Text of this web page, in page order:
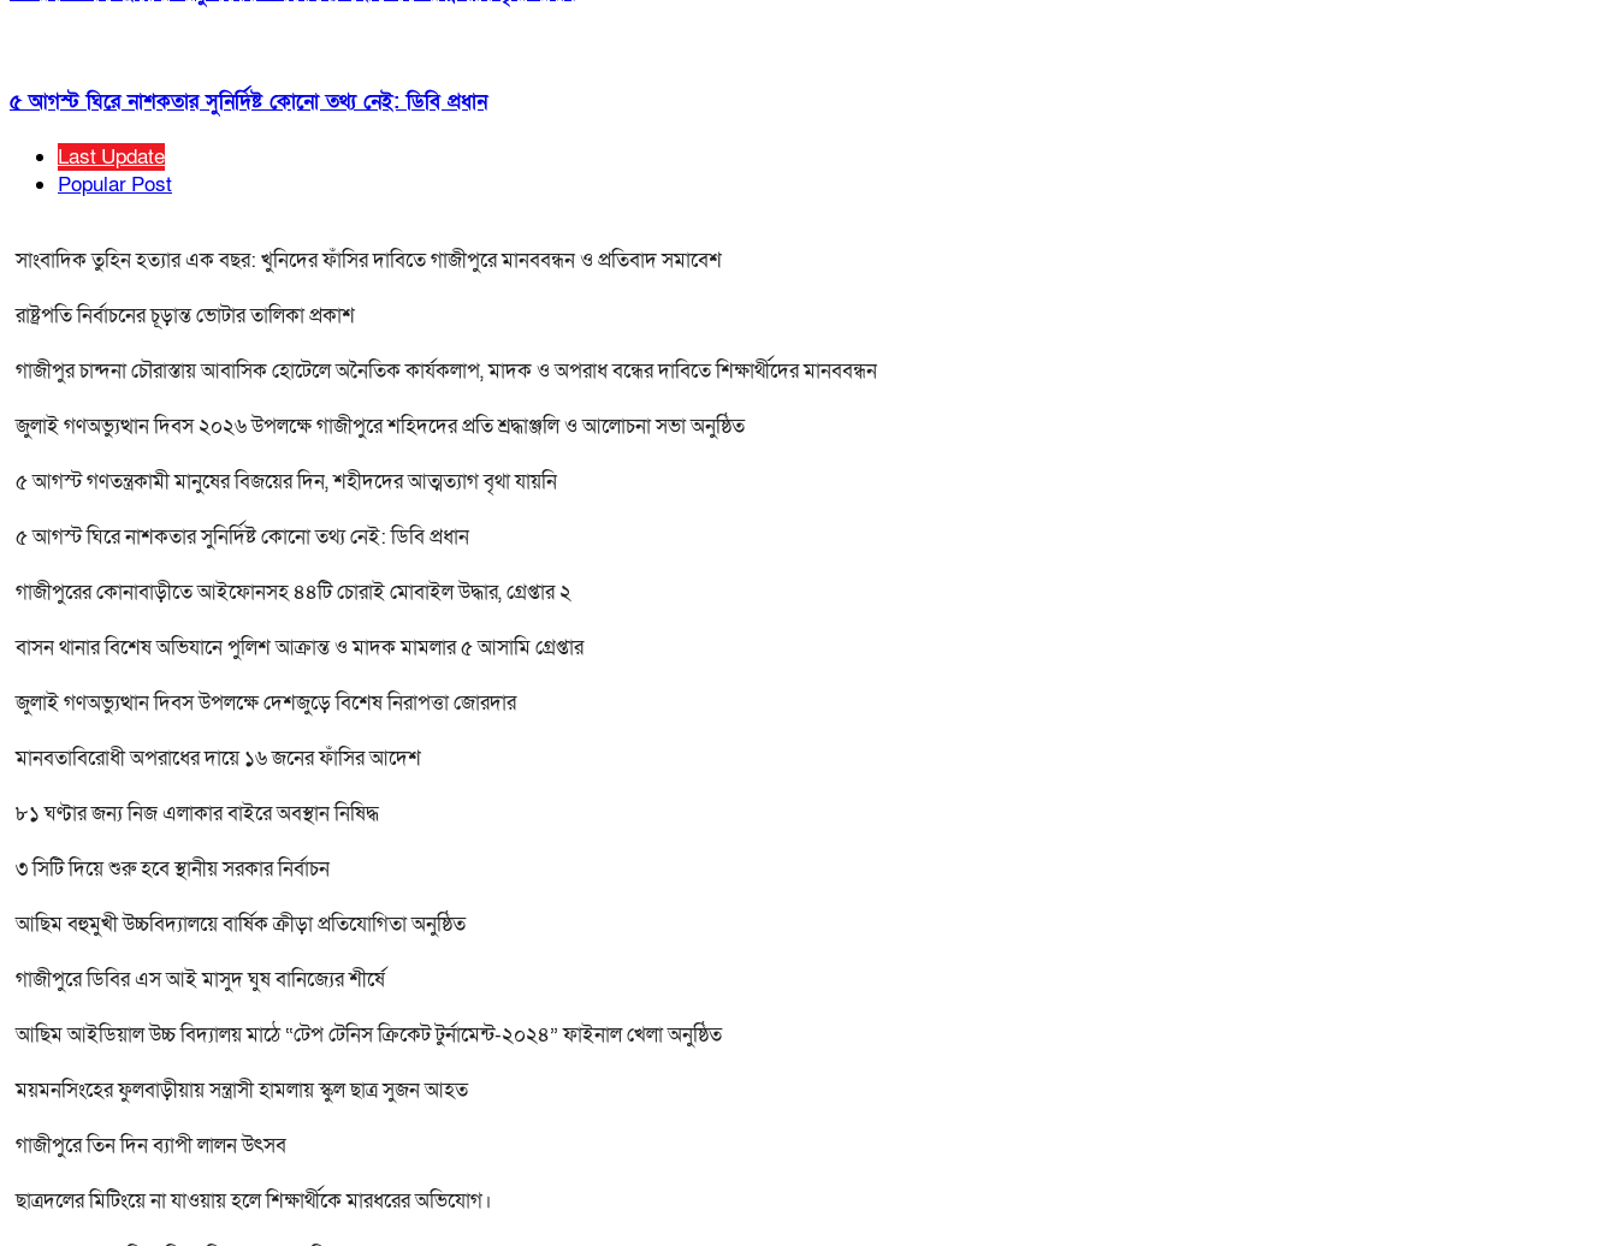
৫ আগস্ট ঘিরে নাশকতার সুনির্দিষ্ট কোনো তথ্য নেই: ডিবি প্রধান
Last Update
Popular Post
সাংবাদিক তুহিন হত্যার এক বছর: খুনিদের ফাঁসির দাবিতে গাজীপুরে মানববন্ধন ও প্রতিবাদ সমাবেশ
রাষ্ট্রপতি নির্বাচনের চূড়ান্ত ভোটার তালিকা প্রকাশ
গাজীপুর চান্দনা চৌরাস্তায় আবাসিক হোটেলে অনৈতিক কার্যকলাপ, মাদক ও অপরাধ বন্ধের দাবিতে শিক্ষার্থীদের মানববন্ধন
জুলাই গণঅভ্যুত্থান দিবস ২০২৬ উপলক্ষে গাজীপুরে শহিদদের প্রতি শ্রদ্ধাঞ্জলি ও আলোচনা সভা অনুষ্ঠিত
৫ আগস্ট গণতন্ত্রকামী মানুষের বিজয়ের দিন, শহীদদের আত্মত্যাগ বৃথা যায়নি
৫ আগস্ট ঘিরে নাশকতার সুনির্দিষ্ট কোনো তথ্য নেই: ডিবি প্রধান
গাজীপুরের কোনাবাড়ীতে আইফোনসহ ৪৪টি চোরাই মোবাইল উদ্ধার, গ্রেপ্তার ২
বাসন থানার বিশেষ অভিযানে পুলিশ আক্রান্ত ও মাদক মামলার ৫ আসামি গ্রেপ্তার
জুলাই গণঅভ্যুত্থান দিবস উপলক্ষে দেশজুড়ে বিশেষ নিরাপত্তা জোরদার
মানবতাবিরোধী অপরাধের দায়ে ১৬ জনের ফাঁসির আদেশ
৮১ ঘণ্টার জন্য নিজ এলাকার বাইরে অবস্থান নিষিদ্ধ
৩ সিটি দিয়ে শুরু হবে স্থানীয় সরকার নির্বাচন
আছিম বহুমুখী উচ্চবিদ্যালয়ে বার্ষিক ক্রীড়া প্রতিযোগিতা অনুষ্ঠিত
গাজীপুরে ডিবির এস আই মাসুদ ঘুষ বানিজ্যের শীর্ষে
আছিম আইডিয়াল উচ্চ বিদ্যালয় মাঠে “টেপ টেনিস ক্রিকেট টুর্নামেন্ট-২০২৪” ফাইনাল খেলা অনুষ্ঠিত
ময়মনসিংহের ফুলবাড়ীয়ায় সন্ত্রাসী হামলায় স্কুল ছাত্র সুজন আহত
গাজীপুরে তিন দিন ব্যাপী লালন উৎসব
ছাত্রদলের মিটিংয়ে না যাওয়ায় হলে শিক্ষার্থীকে মারধরের অভিযোগ।